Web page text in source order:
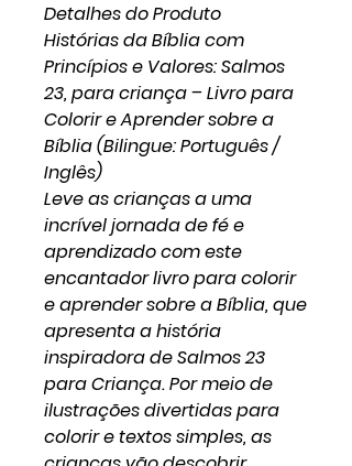
Detalhes do Produto
Histórias da Bíblia com
Princípios e Valores: Salmos
23, para criança – Livro para
Colorir e Aprender sobre a
Bíblia (Bilingue: Português /
Inglês)
Leve as crianças a uma
incrível jornada de fé e
aprendizado com este
encantador livro para colorir
e aprender sobre a Bíblia, que
apresenta a história
inspiradora de Salmos 23
para Criança. Por meio de
ilustrações divertidas para
colorir e textos simples, as